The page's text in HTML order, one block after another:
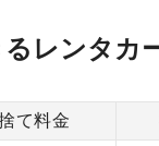
レンタカ
て料金